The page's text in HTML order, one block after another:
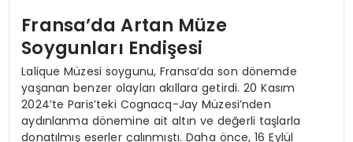
Fransa’da Artan Müze
Soygunları Endişesi
Lalique Müzesi soygunu, Fransa’da son dönemde
yaşanan benzer olayları akıllara getirdi. 20 Kasım
2024’te Paris’teki Cognacq-Jay Müzesi’nden
aydınlanma dönemine ait altın ve değerli taşlarla
donatılmış eserler çalınmıştı. Daha önce, 16 Eylül